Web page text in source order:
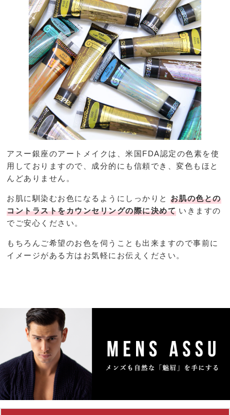
アスー銀座のアートメイクは、米国FDA認定の色素を使
用しておりますので、成分的にも信頼でき、変色もほと
んどありません。
お肌に馴染むお色になるようにしっかりと お肌の色との
コントラストをカウンセリングの際に決めて いきますの
でご安心ください。
もちろんご希望のお色を伺うことも出来ますので事前に
イメージがある方はお気軽にお伝えください。